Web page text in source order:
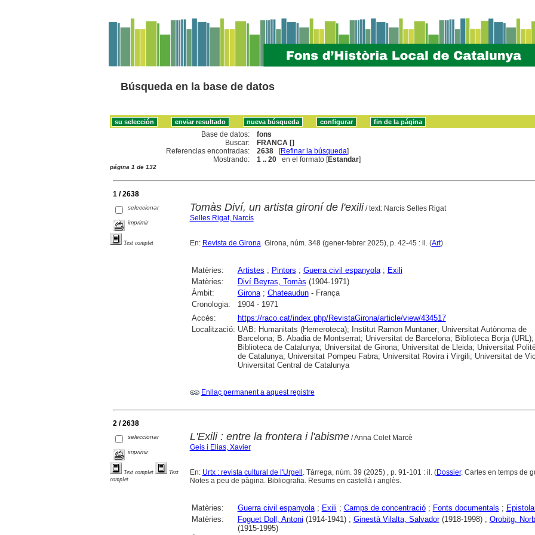
Búsqueda en la base de datos
Base de datos:
fons
Buscar:
FRANCA []
Referencias encontradas:
2638 [Refinar la búsqueda]
Mostrando:
1 .. 20 en el formato [Estandar]
página 1 de 132
1 / 2638
seleccionar
imprimir
Text complet
Tomàs Diví, un artista gironí de l'exili/ text: Narcís Selles Rigat
Selles Rigat, Narcís
En: Revista de Girona. Girona, núm. 348 (gener-febrer 2025), p. 42-45 : il. (Art)
Matèries: Artistes ; Pintors ; Guerra civil espanyola; Exili
Matèries:
Diví Beyras, Tomàs (1904-1971)
Àmbit:
Girona; Chateaudun- França
Cronologia:
1904 - 1971
Accés:
https://raco.cat/index.php/RevistaGirona/article/view/434517
Localització: UAB: Humanitats (Hemeroteca); Institut Ramon Muntaner; Universitat Autònoma de
Barcelona; B. Abadia de Montserrat; Universitat de Barcelona; Biblioteca Borja (URL);
Biblioteca de Catalunya; Universitat de Girona; Universitat de Lleida; Universitat
de Catalunya; Universitat Pompeu Fabra; Universitat Rovira i Virgili; Universitat de
Universitat Central de Catalunya
Enllaç permanent a aquest registre
2 / 2638
seleccionar
imprimir
Text complet
Text
complet
L'Exili : entre la frontera i l'abisme/ Anna Colet Marcè
Geis i Elias, Xavier
En: Urtx : revista cultural de l'Urgell . Tàrrega, núm. 39 (2025) , p. 91-101 : il. (Dossier. Cartes en temps de
Notes a peu de pàgina. Bibliografia. Resums en castellà i anglès.
Matèries: Guerra civil espanyola; Exili ; Camps de concentració; Fonts documentals ;
Matèries:
Foguet Doll, Antoni (1914-1941) ; Ginestà Vilalta, Salvador(1918-1998) ; Orobitg,
(1915-1995)